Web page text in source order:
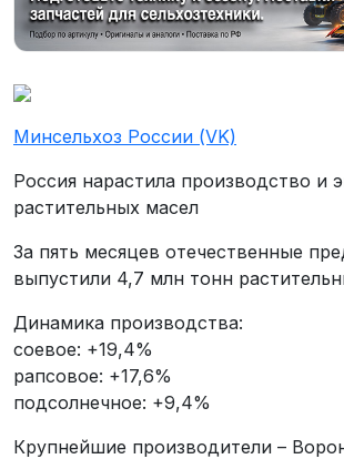
Минсельхоз России (VK)
Россия нарастила производство и
растительных масел
За пять месяцев отечественные
выпустили 4,7 млн тонн
Динамика производства:
соевое: +19,4%
рапсовое: +17,6%
подсолнечное: +9,4%
Крупнейшие производители –